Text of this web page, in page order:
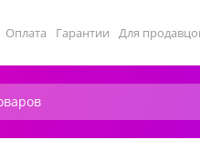
Оплата Гарантии Для